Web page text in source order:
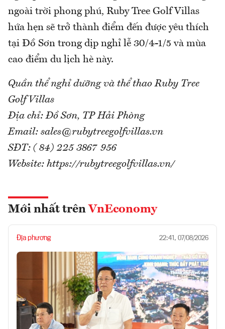
ngoài trời phong phú, Ruby Tree Golf Villas
hứa hẹn sẽ trở thành điểm đến được yêu thích
tại Đồ Sơn trong dịp nghỉ lễ 30/4-1/5 và mùa
cao điểm du lịch hè này.
Quần thể nghỉ dưỡng và thể thao Ruby Tree
Golf Villas
Địa chỉ: Đồ Sơn, TP Hải Phòng
Email: sales@rubytreegolfvillas.vn
SĐT: ( 84) 225 3867 956
Website: https://rubytreegolfvillas.vn/
Mới nhất trên VnEconomy
Địa phương 22:41, 07/08/2026